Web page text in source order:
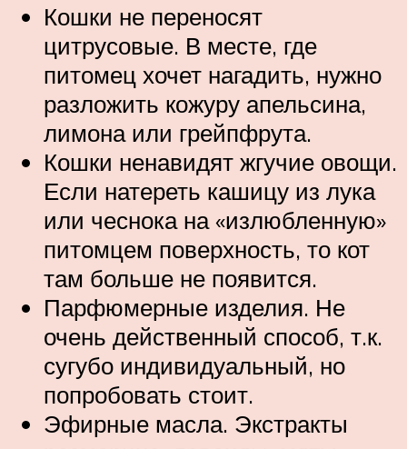
Кошки не переносят
цитрусовые. В месте, где
питомец хочет нагадить, нужно
разложить кожуру апельсина,
лимона или грейпфрута.
Кошки ненавидят жгучие овощи.
Если натереть кашицу из лука
или чеснока на «излюбленную»
питомцем поверхность, то кот
там больше не появится.
Парфюмерные изделия. Не
очень действенный способ, т.к.
сугубо индивидуальный, но
попробовать стоит.
Эфирные масла. Экстракты